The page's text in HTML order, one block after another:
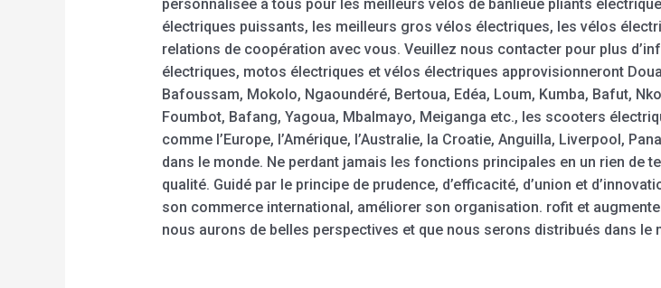
personnalisée à tous pour les meilleurs vélos de banlieue pliants
électriques puissants, les meilleurs gros vélos électriques, les vélos
relations de coopération avec vous. Veuillez nous contacter pour plus
électriques, motos électriques et vélos électriques approvisionneront
Bafoussam, Mokolo, Ngaoundéré, Bertoua, Edéa, Loum, Kumba, Bafut,
Foumbot, Bafang, Yagoua, Mbalmayo, Meiganga etc., les scooters
comme l’Europe, l’Amérique, l’Australie, la Croatie, Anguilla, Liverpool,
dans le monde. Ne perdant jamais les fonctions principales en un rien de
qualité. Guidé par le principe de prudence, d’efficacité, d’union et
son commerce international, améliorer son organisation. rofit et
nous aurons de belles perspectives et que nous serons distribués dans le